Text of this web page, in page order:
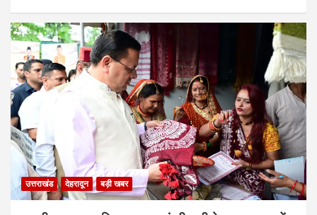
उत्तराखंड देहरादून बड़ी खबर